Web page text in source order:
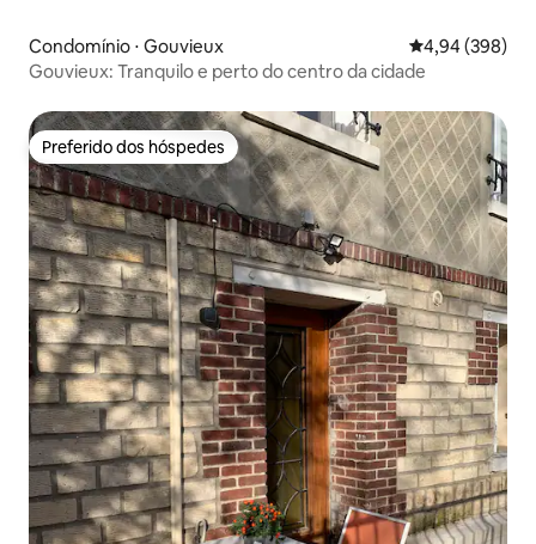
Condomínio ⋅ Gouvieux 4,94 de uma
4,94 (398)
Gouvieux: Tranquilo e perto do centro da cidade
Preferido dos hóspedes
Preferido dos hóspedes